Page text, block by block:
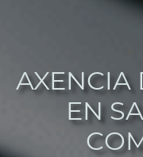
AXENCIA
EN